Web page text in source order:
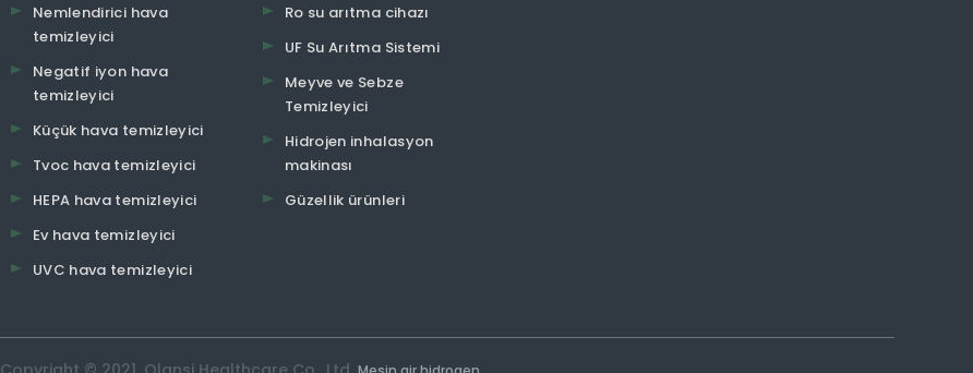
Nemlendirici hava
temizleyici
Negatif iyon hava
temizleyici
Küçük hava temizleyici
Tvoc hava temizleyici
HEPA hava temizleyici
Ev hava temizleyici
UVC hava temizleyici
Ro su arıtma cihazı
UF Su Arıtma Sistemi
Meyve ve Sebze
Temizleyici
Hidrojen inhalasyon
makinası
Güzellik ürünleri